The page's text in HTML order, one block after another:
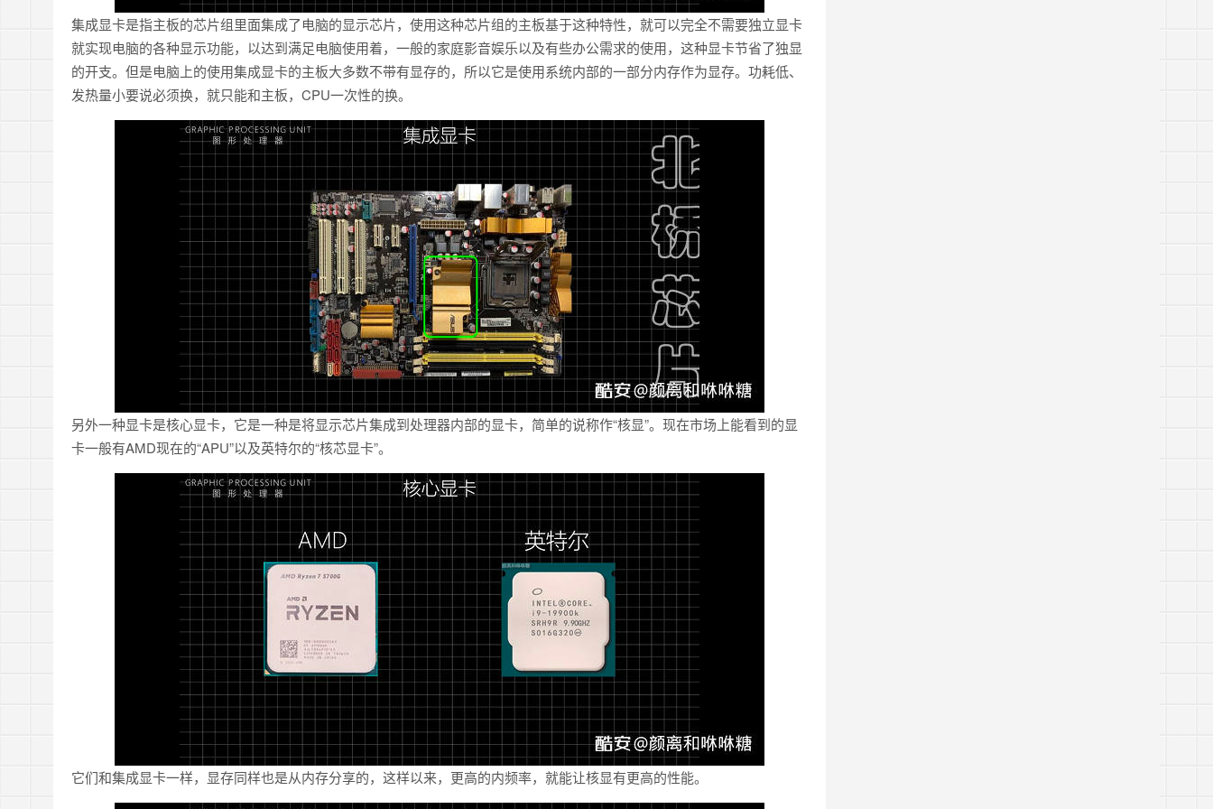
集成显卡是指主板的芯片组里面集成了电脑的显示芯片，使用这种芯片组的主板基于这种特性，就可以完全不需要独立显卡
就实现电脑的各种显示功能，以达到满足电脑使用着，一般的家庭影音娱乐以及有些办公需求的使用，这种显卡节省了独显
的开支。但是电脑上的使用集成显卡的主板大多数不带有显存的，所以它是使用系统内部的一部分内存作为显存。功耗低、
发热量小要说必须换，就只能和主板，CPU一次性的换。
另外一种显卡是核心显卡，它是一种是将显示芯片集成到处理器内部的显卡，简单的说称作“核显”。现在市场上能看到的显
卡一般有AMD现在的“APU”以及英特尔的“核芯显卡”。
它们和集成显卡一样，显存同样也是从内存分享的，这样以来，更高的内频率，就能让核显有更高的性能。